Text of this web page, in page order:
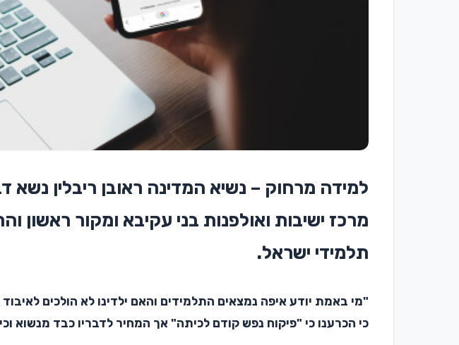
מרכז ישיבות ואולפנות בני עקיבא ומקור
תלמידי ישראל.
"מי באמת יודע איפה נמצאים התלמידים והאם ילדינו לא הולכים
כי הכרענו כי "פיקוח נפש קודם לכיתה" אך המחיר לדבריו כבד מנשוא